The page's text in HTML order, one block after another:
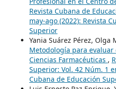
Revista Cubana de
may-ago (2022): Revista
Superior
Yania Suárez Pérez, Olga
Metodología para
Ciencias Farmacéuticas ,
Superior: Vol. 42 Núm. 1
Cubana de Educación